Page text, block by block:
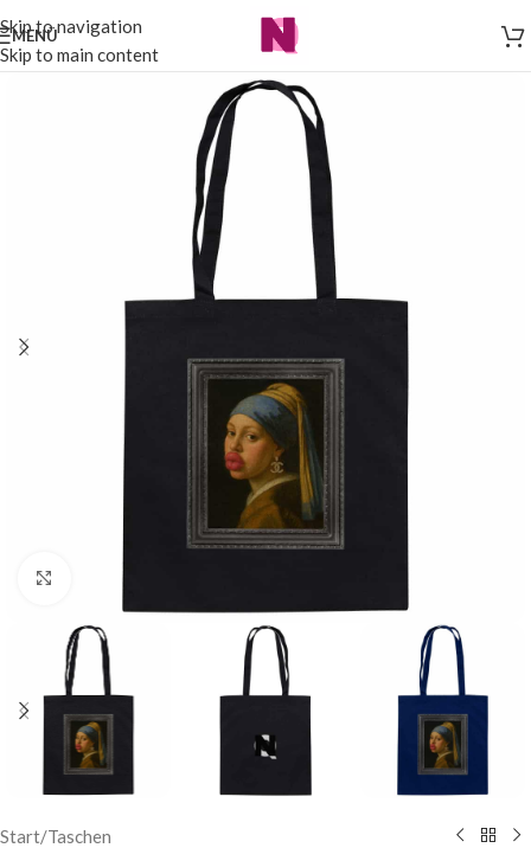
Skip to navigation
Skip to main content
MENÜ
Klick zum Vergrößern
Start/Taschen